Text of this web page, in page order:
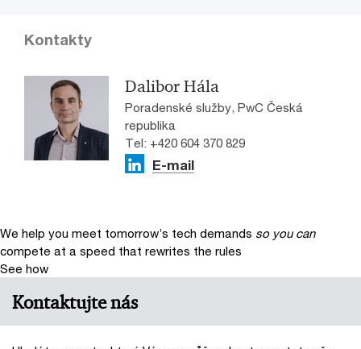
Kontakty
Dalibor Hála
Poradenské služby, PwC Česká
republika
Tel: +420 604 370 829
E-mail
We help you meet tomorrow’s tech demands so you can
compete at a speed that rewrites the rules
See how
Kontaktujte nás